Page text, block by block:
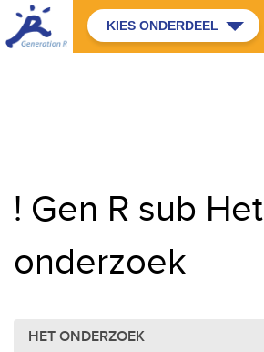
KIES ONDERDEEL
! Gen R sub Het
onderzoek
HET ONDERZOEK